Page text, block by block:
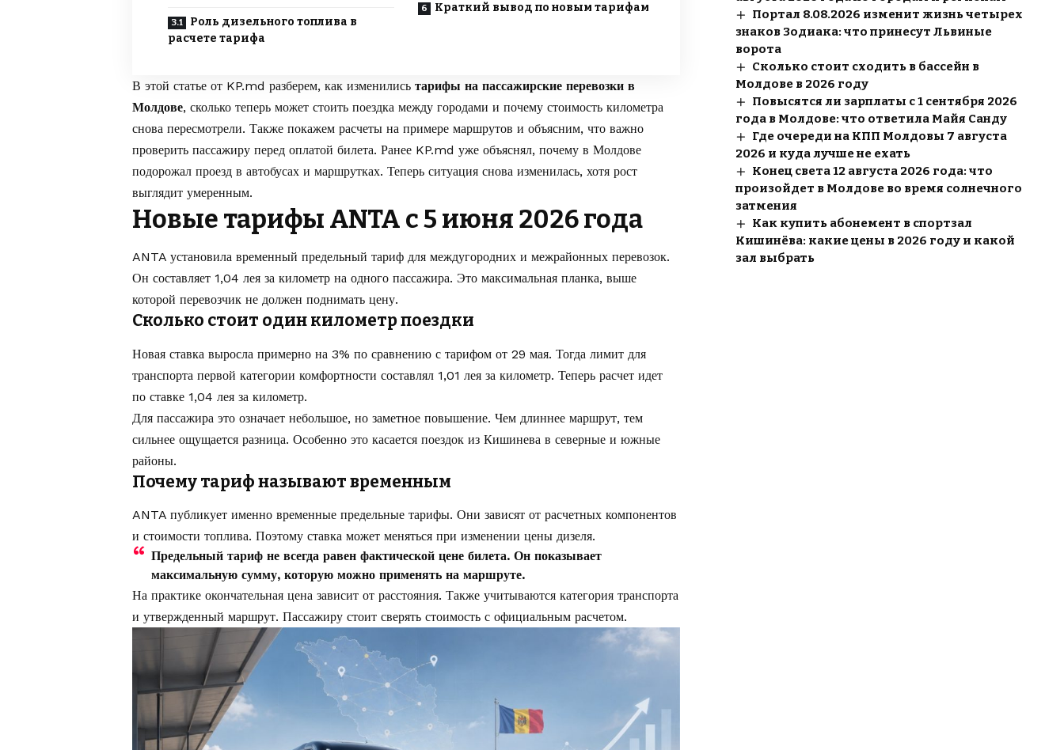
Роль дизельного топлива в
расчете тарифа
Краткий вывод по новым тарифам
В этой статье от KP.md разберем, как изменились тарифы на пассажирские перевозки в
Молдове, сколько теперь может стоить поездка между городами и почему стоимость километра
снова пересмотрели. Также покажем расчеты на примере маршрутов и объясним, что важно
проверить пассажиру перед оплатой билета. Ранее KP.md уже объяснял, почему в Молдове
подорожал проезд в автобусах и маршрутках. Теперь ситуация снова изменилась, хотя рост
выглядит умеренным.
Новые тарифы ANTA с 5 июня 2026 года
ANTA установила временный предельный тариф для междугородних и межрайонных перевозок.
Он составляет 1,04 лея за километр на одного пассажира. Это максимальная планка, выше
которой перевозчик не должен поднимать цену.
Сколько стоит один километр поездки
Новая ставка выросла примерно на 3% по сравнению с тарифом от 29 мая. Тогда лимит для
транспорта первой категории комфортности составлял 1,01 лея за километр. Теперь расчет идет
по ставке 1,04 лея за километр.
Для пассажира это означает небольшое, но заметное повышение. Чем длиннее маршрут, тем
сильнее ощущается разница. Особенно это касается поездок из Кишинева в северные и южные
районы.
Почему тариф называют временным
ANTA публикует именно временные предельные тарифы. Они зависят от расчетных компонентов
и стоимости топлива. Поэтому ставка может меняться при изменении цены дизеля.
Предельный тариф не всегда равен фактической цене билета. Он показывает
максимальную сумму, которую можно применять на маршруте.
На практике окончательная цена зависит от расстояния. Также учитываются категория транспорта
и утвержденный маршрут. Пассажиру стоит сверять стоимость с официальным расчетом.
Портал 8.08.2026 изменит жизнь четырех
знаков Зодиака: что принесут Львиные
ворота
Сколько стоит сходить в бассейн в
Молдове в 2026 году
Повысятся ли зарплаты с 1 сентября 2026
года в Молдове: что ответила Майя Санду
Где очереди на КПП Молдовы 7 августа
2026 и куда лучше не ехать
Конец света 12 августа 2026 года: что
произойдет в Молдове во время солнечного
затмения
Как купить абонемент в спортзал
Кишинёва: какие цены в 2026 году и какой
зал выбрать